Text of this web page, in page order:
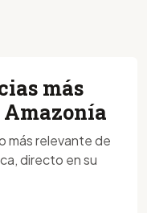
más
más relevante de
directo en su